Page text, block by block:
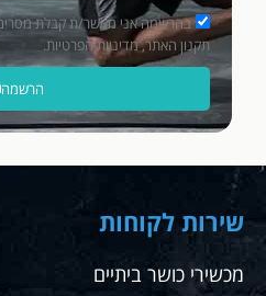
תקנון האתר, מדיניות הפרטיות.
הרשמה
שירות לקוחות
מכשירי כושר ביתיים